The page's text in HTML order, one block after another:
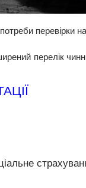
перевірки
перелік